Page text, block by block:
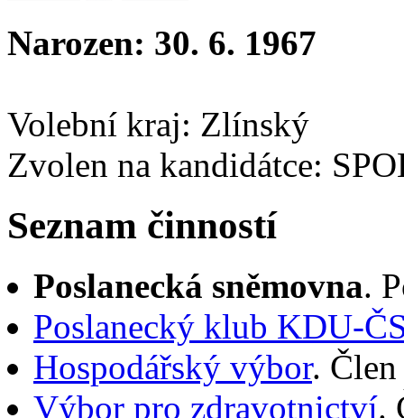
Narozen: 30. 6. 1967
Volební kraj: Zlínský
Zvolen na kandidátce:
Seznam činností
Poslanecká sněmovna.
Poslanecký klub KDU-
Hospodářský výbor.
Výbor pro zdravotnictví.